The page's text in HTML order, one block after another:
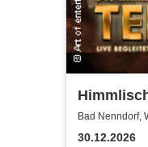
- Das
Bad Nenndorf,
Nenndorf
30.12.2026